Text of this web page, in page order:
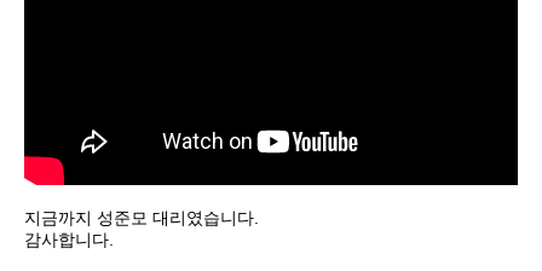
지금까지 성준모 대리였습니다.
감사합니다.